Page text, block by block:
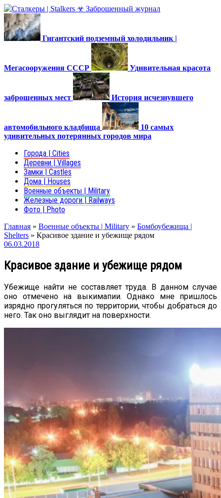
Гигантский подземный холодильник |
Мегасооружения СССР Удивительная красота
заброшенных мест История исчезнувшего
автомобильного кладбища
10 самых
удивительных потерянных городов мира
Города | Cities
Деревни | Villages
Замки | Castles
Дома | Houses
Военные объекты | Military
Железные дороги | Railways
Фото | Photo
Главная » Военные объекты | Military » Бомбоубежища |
Shelters » Красивое здание и убежище рядом
06.03.2018
Красивое здание и убежище рядом
Убежище найти не составляет труда. В данном случае
оно отмечено на выкимапии. Однако мне пришлось
изрядно прогуляться по территории, чтобы добраться до
него. Так оно выглядит на поверхности.